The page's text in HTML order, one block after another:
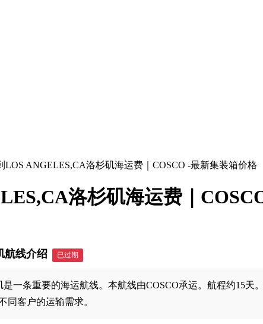
LOS ANGELES,CA洛杉矶海运费｜COSCO -最新集装箱价格
洛杉矶海运费｜
航线介绍 已过期
一条重要的海运航线。本航线由COSCO承运。航程约15
同客户的运输需求。